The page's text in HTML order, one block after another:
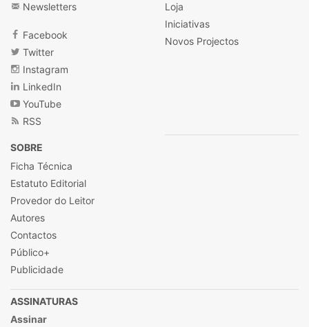
Newsletters
Facebook
Twitter
Instagram
LinkedIn
YouTube
RSS
Loja
Iniciativas
Novos Projectos
SOBRE
Ficha Técnica
Estatuto Editorial
Provedor do Leitor
Autores
Contactos
Público+
Publicidade
ASSINATURAS
Assinar